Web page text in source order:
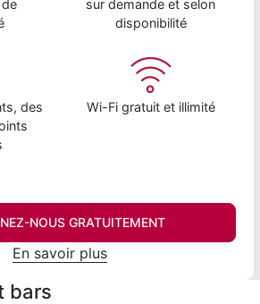
sur demande et selon
disponibilité
des
Wi-Fi gratuit et illimité
NOUS GRATUITEMENT
En savoir plus
bars